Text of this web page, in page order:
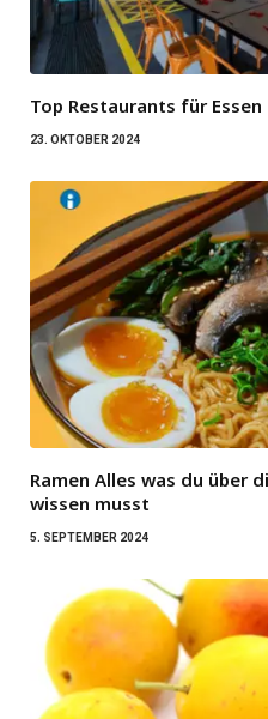
Top Restaurants für
23. OKTOBER 2024
Ramen Alles was du über
wissen musst
5. SEPTEMBER 2024